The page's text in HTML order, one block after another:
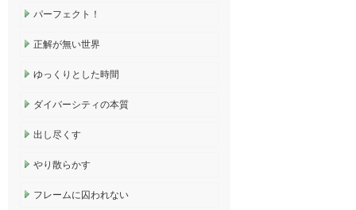
パーフェクト！
正解が無い世界
ゆっくりとした時間
ダイバーシティの本質
出し尽くす
やり散らかす
フレームに囚われない